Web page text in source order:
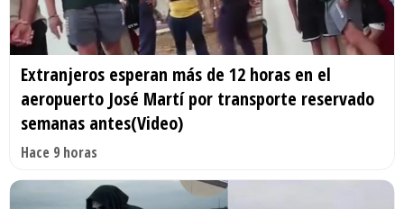
Extranjeros esperan más de 12 horas en el
aeropuerto José Martí por transporte reservado
semanas antes(Video)
Hace 9 horas